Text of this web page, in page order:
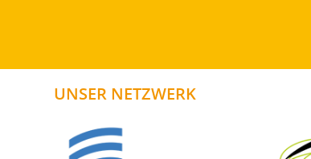
UNSER NETZWERK